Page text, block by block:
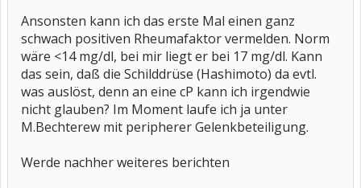
Ansonsten kann ich das erste Mal einen ganz
schwach positiven Rheumafaktor vermelden. Norm
wäre <14 mg/dl, bei mir liegt er bei 17 mg/dl. Kann
das sein, daß die Schilddrüse (Hashimoto) da evtl.
was auslöst, denn an eine cP kann ich irgendwie
nicht glauben? Im Moment laufe ich ja unter
M.Bechterew mit peripherer Gelenkbeteiligung.
Werde nachher weiteres berichten